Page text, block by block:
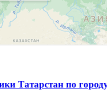
Татарстан по